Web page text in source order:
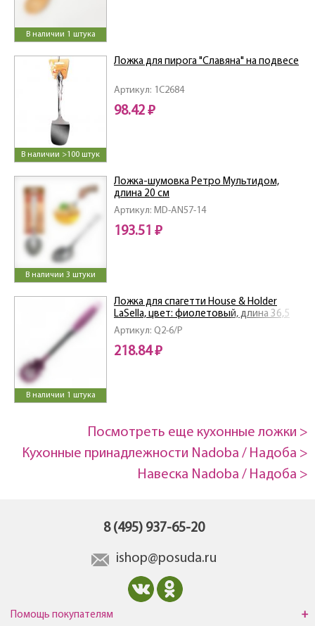
В наличии 1 штука
В наличии >100 штук
Артикул: 1C2684
Ложка для пирога "Славяна" на подвесе
98.42 ₽
В наличии 3 штуки
Артикул: MD-AN57-14
Ложка-шумовка Ретро Мультидом,
длина 20 см
193.51 ₽
В наличии 1 штука
Артикул: Q2-6/P
Ложка для спагетти House & Holder
LaSella, цвет: фиолетовый, длина 36,5
см
218.84 ₽
Посмотреть еще кухонные ложки >
Кухонные принадлежности Nadoba / Надоба >
Навеска Nadoba / Надоба >
8 (495) 937-65-20
ishop@posuda.ru
Помощь покупателям